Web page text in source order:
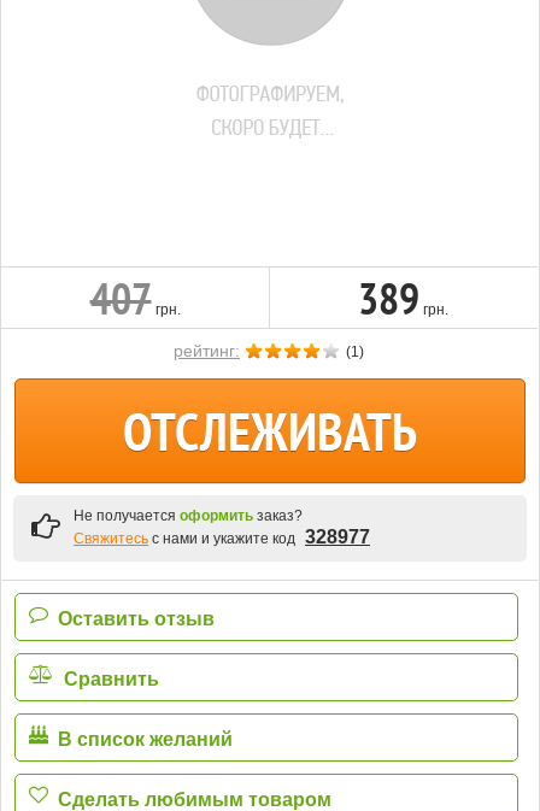
407 грн. 389 грн.
рейтинг: (1)
ОТСЛЕЖИВАТЬ
Не получается оформить заказ?
Свяжитесь с нами и укажите код 328977
Оставить отзыв
Сравнить
В список желаний
Сделать любимым товаром